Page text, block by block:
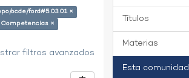
ocde/ford#5.03.01 ×
×
filtros avanzados
Títulos
Materias
Esta comunidad